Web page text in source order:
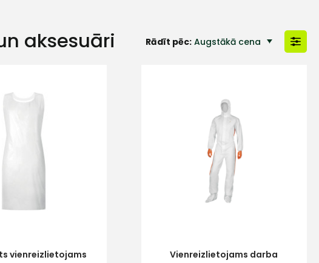
aksesuāri Rādīt pēc: Augstākā cena
vienreizlietojams
Vienreizlietojams darba